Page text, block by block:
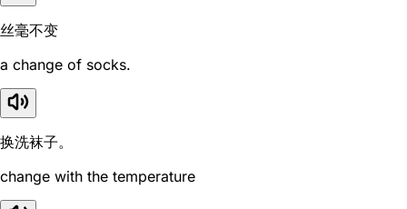
丝毫不变
a change of socks.
换洗袜子。
change with the temperature